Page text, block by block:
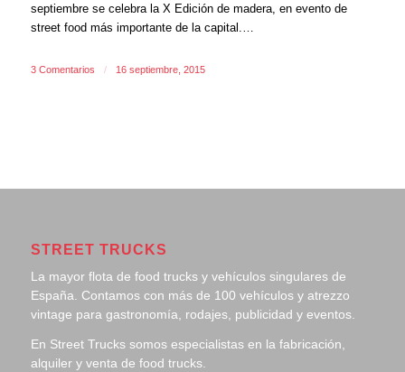
septiembre se celebra la X Edición de madera, en evento de
street food más importante de la capital.…
3 Comentarios / 16 septiembre, 2015
STREET TRUCKS
La mayor flota de food trucks y vehículos singulares de
España. Contamos con más de 100 vehículos y atrezzo
vintage para gastronomía, rodajes, publicidad y eventos.
En Street Trucks somos especialistas en la fabricación,
alquiler y venta de food trucks.